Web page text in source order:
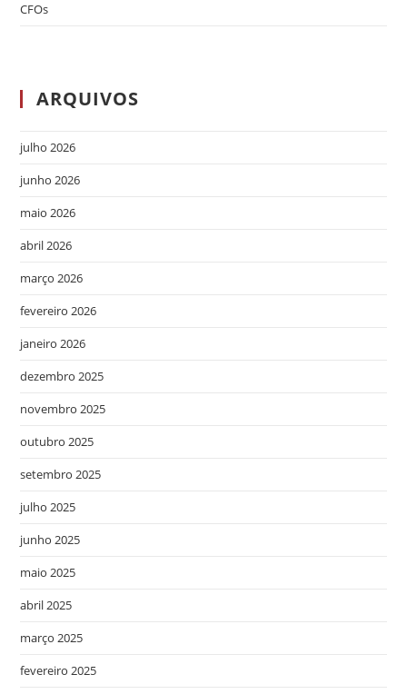
CFOs
ARQUIVOS
julho 2026
junho 2026
maio 2026
abril 2026
março 2026
fevereiro 2026
janeiro 2026
dezembro 2025
novembro 2025
outubro 2025
setembro 2025
julho 2025
junho 2025
maio 2025
abril 2025
março 2025
fevereiro 2025